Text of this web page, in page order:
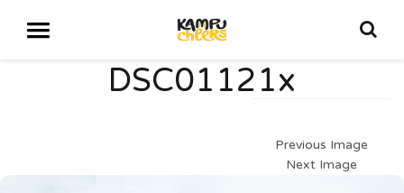
DSC01121x
Previous Image
Next Image